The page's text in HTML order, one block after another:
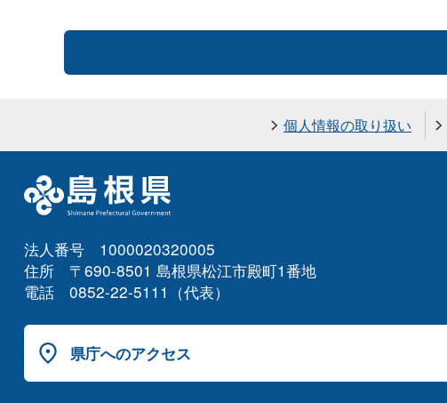
個人情報の取り扱い
法人番号 1000020320005
住所 〒690-8501 島根県松江市殿町1番地
電話 0852-22-5111（代表）
県庁へのアクセス